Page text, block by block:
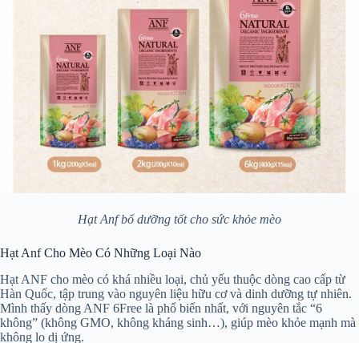
Hạt Anf bổ dưỡng tốt cho sức khỏe mèo
Hạt Anf Cho Mèo Có Những Loại Nào
Hạt ANF cho mèo có khá nhiều loại, chủ yếu thuộc dòng cao cấp từ
Hàn Quốc, tập trung vào nguyên liệu hữu cơ và dinh dưỡng tự nhiên.
Mình thấy dòng ANF 6Free là phổ biến nhất, với nguyên tắc “6
không” (không GMO, không kháng sinh…), giúp mèo khỏe mạnh mà
không lo dị ứng.